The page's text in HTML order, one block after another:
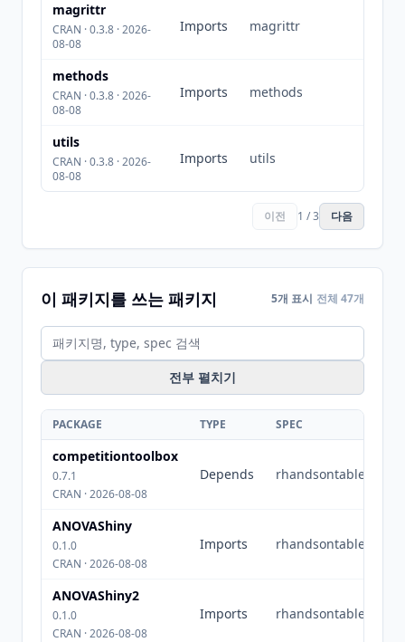
magrittr
CRAN · 0.3.8 · 2026-
08-08
Imports magrittr
methods
CRAN · 0.3.8 · 2026-
08-08
Imports methods
utils
CRAN · 0.3.8 · 2026-
08-08
Imports utils
이전 1 / 3 다음
이 패키지를 쓰는 패키지 5개 표시 전체 47개
전부 펼치기
PACKAGE TYPE SPEC
competitiontoolbox
0.7.1
CRAN · 2026-08-08
Depends rhandsontable
ANOVAShiny
0.1.0
CRAN · 2026-08-08
Imports rhandsontable
ANOVAShiny2
0.1.0
CRAN · 2026-08-08
Imports rhandsontable